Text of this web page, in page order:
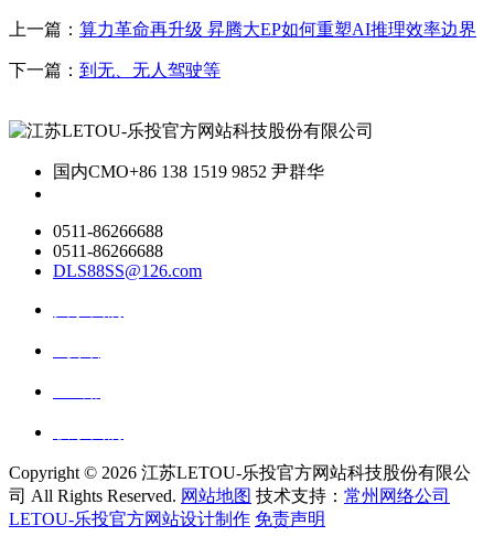
上一篇： 算力革命再升级 昇腾大EP如何重塑AI推理效率边界
下一篇： 到无、无人驾驶等
国内CMO+86 138 1519 9852 尹群华
0511-86266688
0511-86266688
DLS88SS@126.com
Copyright © 2026 江苏LETOU-乐投官方网站科技股份有限公
司 All Rights Reserved. 网站地图 技术支持： 常州网络公司
LETOU-乐投官方网站设计制作 免责声明